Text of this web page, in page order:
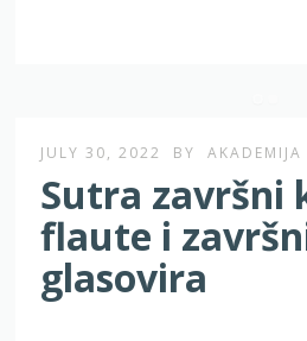
JULY 30, 2022 BY AKADEMIJA
Sutra završni
flaute i
glasovira